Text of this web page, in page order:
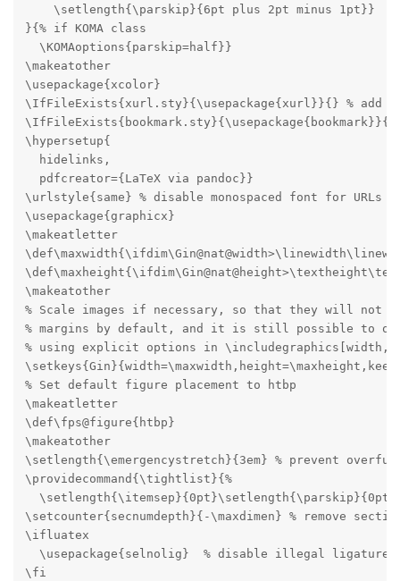
    \setlength{\parskip}{6pt plus 2pt minus 1pt}}
}{% if KOMA class
  \KOMAoptions{parskip=half}}
\makeatother
\usepackage{xcolor}
\IfFileExists{xurl.sty}{\usepackage{xurl}}{} % add
\hypersetup{
  hidelinks,
  pdfcreator={LaTeX via pandoc}}
\urlstyle{same} % disable monospaced font for URLs
\usepackage{graphicx}
\makeatletter
\makeatother
% Scale images if necessary, so that they will not
% margins by default, and it is still possible to
% using explicit options in
% Set default figure placement to htbp
\makeatletter
\def\fps@figure{htbp}
\makeatother
\setlength{\emergencystretch}{3em} % prevent
\providecommand{\tightlist}{%
\setcounter{secnumdepth}{-\maxdimen} % remove
\ifluatex
  \usepackage{selnolig}  % disable illegal ligatures
\fi